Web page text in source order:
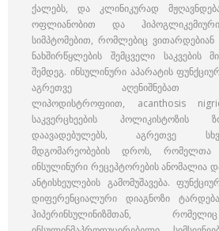
ქალებს, და კლინიკურად
ოფლიანობით და
სიმპტომებით, რომლებიც
ნახშირწყლების შემცველი საკვების
შემდეგ. ინსულინური აპარატის
აგრეთვე აღენიშნებათ
ლიპოდისტროფიით, acanthosis
საკვერცხეების პოლიკისტოზის
დაავადებულებს, აგრეთვე
მდგომარეობების დროს, რომელთა
ინსულინური რეცეპტორების ანომალია
ანტისხეულების გამომუშავება.
დიფერენციალური დიაგნოზი
ჰიპერინსულინიზმთან,